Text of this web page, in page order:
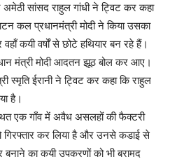
सांसद राहुल गांधी ने ट्विट कर कहा
कल प्रधानमंत्री मोदी ने किया उसका
कयी वर्षों से छोटे हथियार बन रहे हैं।
मंत्री मोदी आदतन झूठ बोल कर आए।
स्मृति ईरानी ने ट्विट कर कहा कि राहुल
है।
एक गाँव में अवैध असलहों की फैक्टरी
गिरफ्तार कर लिया है और उनसे कडाई से
का कयी उपकरणों को भी बरामद